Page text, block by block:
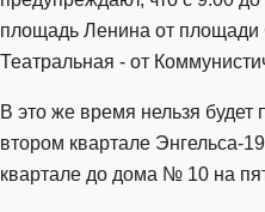
площадь Ленина от площади
Театральная - от
В это же время нельзя будет
втором квартале Энгельса-
квартале до дома № 10 на